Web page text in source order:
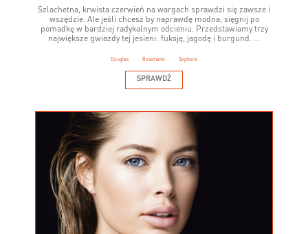
Szlachetna, krwista czerwień na wargach sprawdzi się zawsze i
wszędzie. Ale jeśli chcesz by naprawdę modna, sięgnij po
pomadkę w bardziej radykalnym odcieniu. Przedstawiamy trzy
największe gwiazdy tej jesieni: fuksję, jagodę i burgund. ...
Douglas Rossmann Sephora
SPRAWDŹ